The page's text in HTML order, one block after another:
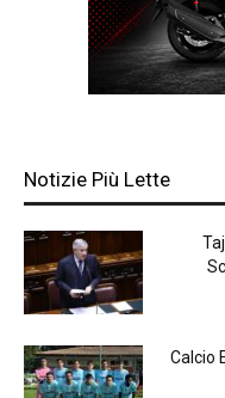
Notizie Più Lette
Calcio